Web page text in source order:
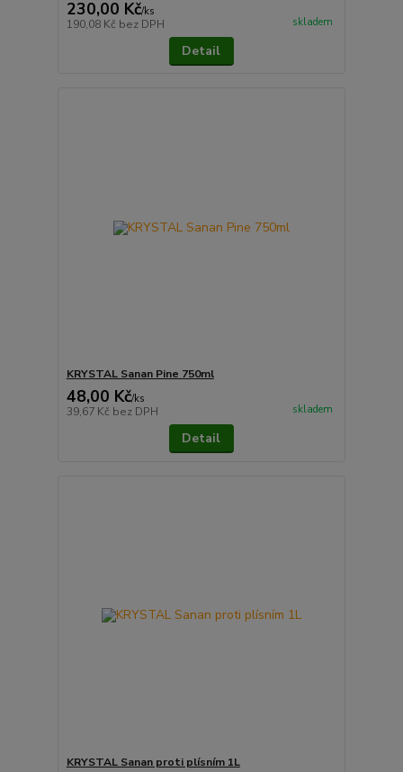
230,00 Kč/ks
190,08 Kč bez DPH skladem
Detail
KRYSTAL Sanan Pine 750ml
48,00 Kč/ks
39,67 Kč bez DPH skladem
Detail
KRYSTAL Sanan proti plísním 1L